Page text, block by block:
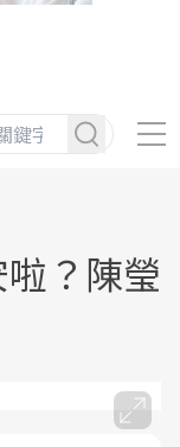
？陳瑩